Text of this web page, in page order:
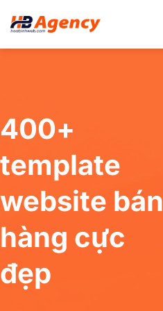
qua
400+
template
website bán
hàng cực
đẹp